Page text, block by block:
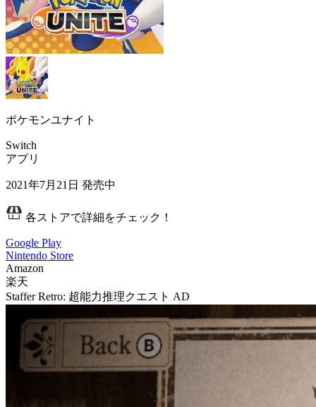
ポケモンユナイト
Switch
アプリ
2021年7月21日 発売中
各ストアで詳細をチェック！
Google Play
Nintendo Store
Amazon
楽天
Staffer Retro: 超能力推理クエスト AD